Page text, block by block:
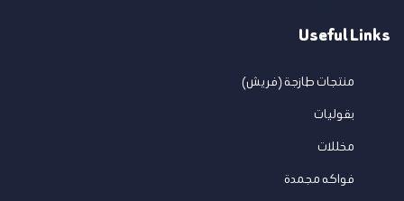
Useful Links
منتجات طازجة (فريش)
بقوليات
مخللات
فواكه مجمدة